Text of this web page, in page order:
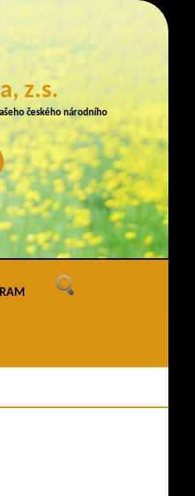
z.s.
českého národního